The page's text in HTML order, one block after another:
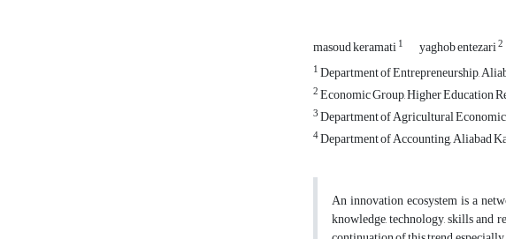
masoud keramati1 yaghob entezari2
1Department of Entrepreneurship,
2Economic Group, Higher Education
3Department of Agricultural
4Department of Accounting, Aliabad
An innovation ecosystem is a
knowledge, technology, skills and